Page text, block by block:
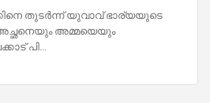
തുടർന്ന് യുവാവ് ഭാര്യയുടെ
അച്ഛനെയും അമ്മയെയും
പി...